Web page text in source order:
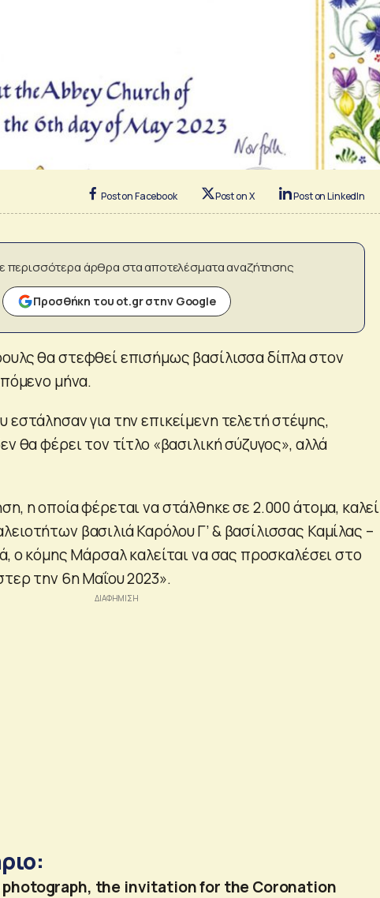
Post on Facebook Post on X Post on LinkedIn
περισσότερα άρθρα στα αποτελέσματα αναζήτησης
Προσθήκη του ot.gr στην Google
θα στεφθεί επισήμως βασίλισσα δίπλα στον
μήνα.
εστάλησαν για την επικείμενη τελετή στέψης,
θα φέρει τον τίτλο «βασιλική σύζυγος», αλλά
η οποία φέρεται να στάλθηκε σε 2.000 άτομα, καλεί
βασιλιά Καρόλου Γ’ & βασίλισσας Καμίλας –
ο κόμης Μάρσαλ καλείται να σας προσκαλέσει στο
την 6η Μαΐου 2023».
the invitation for the Coronation